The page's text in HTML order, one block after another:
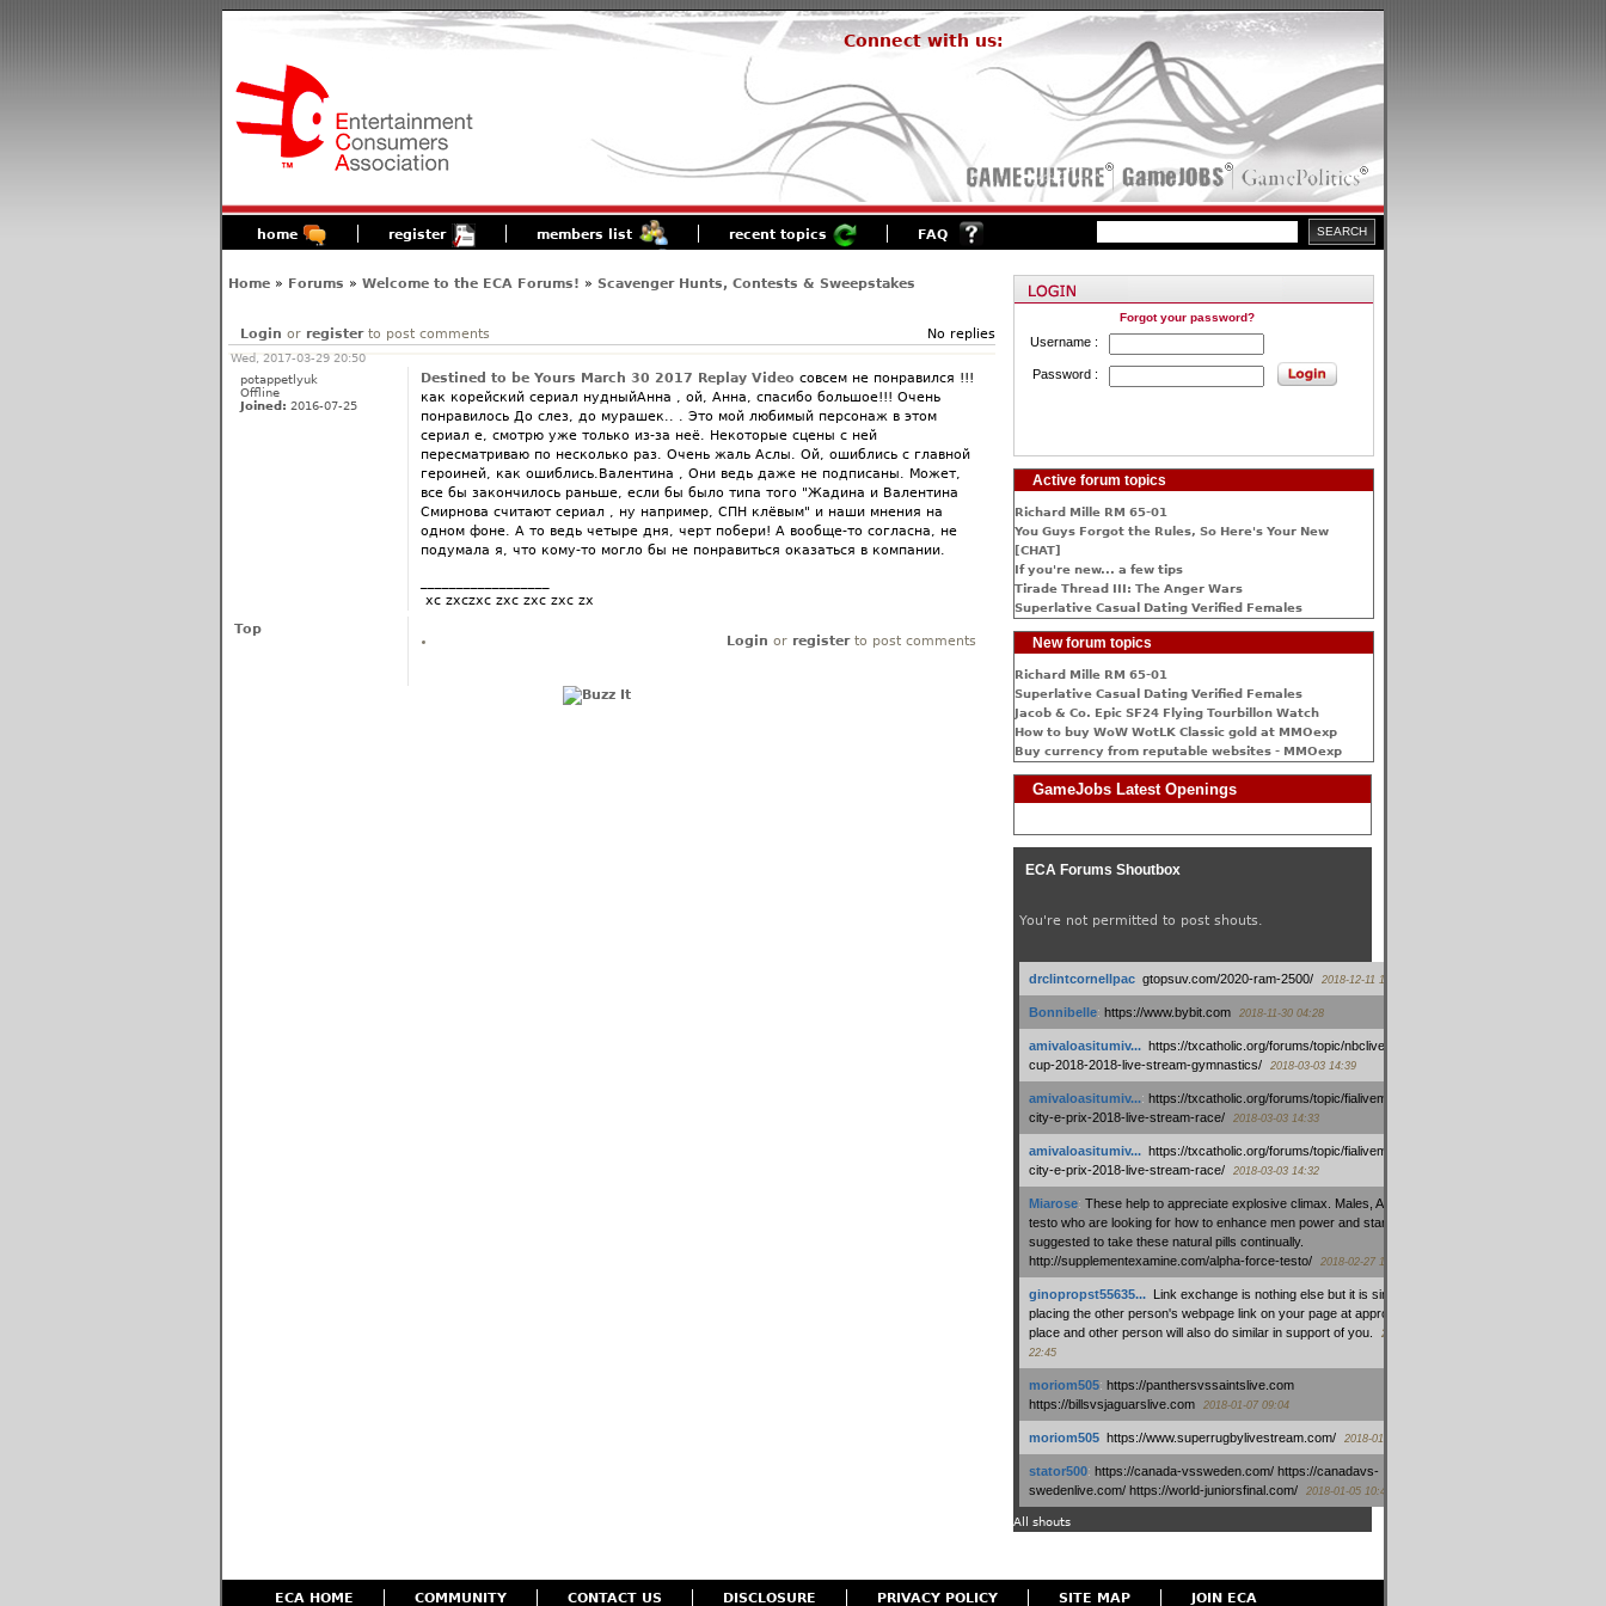
Connect with us:
home register members list recent topics FAQ
Home» Forums » Welcome to the ECA Forums! » Scavenger Hunts, Contests & Sweepstakes
Login or registerto post comments No replies
Wed, 2017-03-29 20:50
potappetlyuk
Offline
Joined: 2016-07-25
Destined to be Yours March 30 2017 Replay Video совсем не понравился !!!
как корейский сериал нудныйАнна , ой, Анна, спасибо большое!!! Очень
понравилось До слез, до мурашек.. . Это мой любимый персонаж в этом
сериал е, смотрю уже только из-за неё. Некоторые сцены с ней
пересматриваю по несколько раз. Очень жаль Аслы. Ой, ошиблись с главной
героиней, как ошиблись.Валентина , Они ведь даже не подписаны. Может,
все бы закончилось раньше, если бы было типа того "Жадина и Валентина
Смирнова считают сериал , ну например, СПН клёвым" и наши мнения на
одном фоне. А то ведь четыре дня, черт побери! А вообще-то согласна, не
подумала я, что кому-то могло бы не понравиться оказаться в компании.
xc zxczxc zxc zxc zxc zx
Top
Login or registerto post comments
Forgot your password?
Username :
Password :
Active forum topics
Richard Mille RM 65-01
You Guys Forgot the Rules, So Here's Your New
[CHAT]
If you're new... a few tips
Tirade Thread III: The Anger Wars
Superlative Сasual Dating Verified Females
New forum topics
Richard Mille RM 65-01
Superlative Сasual Dating Verified Females
Jacob & Co. Epic SF24 Flying Tourbillon Watch
How to buy WoW WotLK Classic gold at MMOexp
Buy currency from reputable websites - MMOexp
GameJobs Latest Openings
ECA Forums Shoutbox
You're not permitted to post shouts.
drclintcornellpac: gtopsuv.com/2020-ram-2500/ 2018-12-11 15:42
Bonnibelle: https://www.bybit.com 2018-11-30 04:28
amivaloasitumiv...: https://txcatholic.org/forums/topic/nbcliveamerican-
cup-2018-2018-live-stream-gymnastics/
2018-03-03 14:39
amivaloasitumiv...: https://txcatholic.org/forums/topic/fialivemexico-
city-e-prix-2018-live-stream-race/
2018-03-03 14:33
amivaloasitumiv...: https://txcatholic.org/forums/topic/fialivemexico-
city-e-prix-2018-live-stream-race/
2018-03-03 14:32
Miarose: These help to appreciate explosive climax. Males, Alpha force
testo who are looking for how to enhance men power and stamina, are
suggested to take these natural pills continually.
http://supplementexamine.com/alpha-force-testo/
2018-02-27 14:08
ginopropst55635...: Link exchange is nothing else but it is simply
placing the other person's webpage link on your page at appropriate
place and other person will also do similar in support of you.
2018-01-28
22:45
moriom505: https://panthersvssaintslive.com
https://billsvsjaguarslive.com
2018-01-07 09:04
moriom505: https://www.superrugbylivestream.com/ 2018-01-06 13:08
stator500: https://canada-vssweden.com/ https://canadavs-
swedenlive.com/ https://world-juniorsfinal.com/
2018-01-05 10:44
All shouts
ECA HOME COMMUNITY CONTACT US DISCLOSURE PRIVACY POLICY SITE MAP JOIN ECA